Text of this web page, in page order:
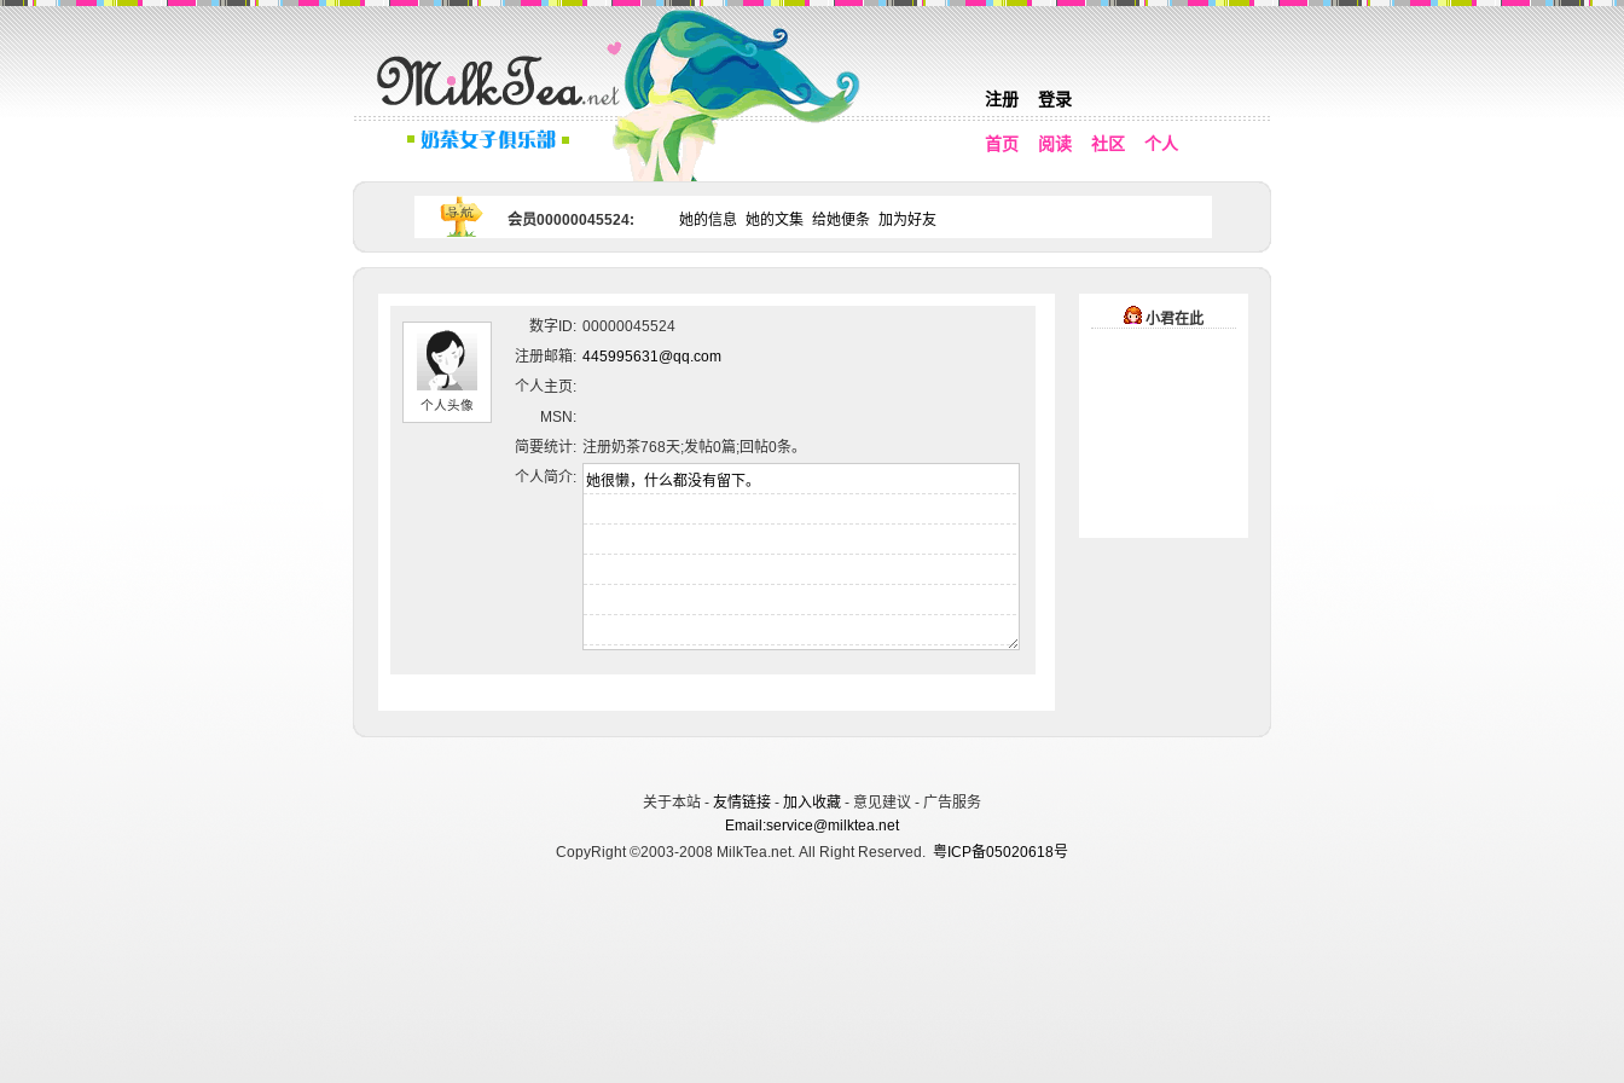
注册 登录
首页 阅读 社区 个人
会员00000045524: 她的信息 她的文集 给她便条 加为好友
个人头像
数字ID: 00000045524
注册邮箱: 445995631@qq.com
个人主页:
MSN:
简要统计: 注册奶茶768天;发帖0篇;回帖0条。
个人简介:
小君在此
关于本站 - 友情链接 - 加入收藏 - 意见建议 - 广告服务
Email:service@milktea.net
CopyRight ©2003-2008 MilkTea.net. All Right Reserved. 粤ICP备05020618号